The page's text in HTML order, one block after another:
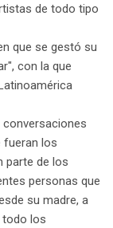
de todo tipo
que se gestó su
con la que
fueran los
parte de los
personas que
su madre, a
todo los